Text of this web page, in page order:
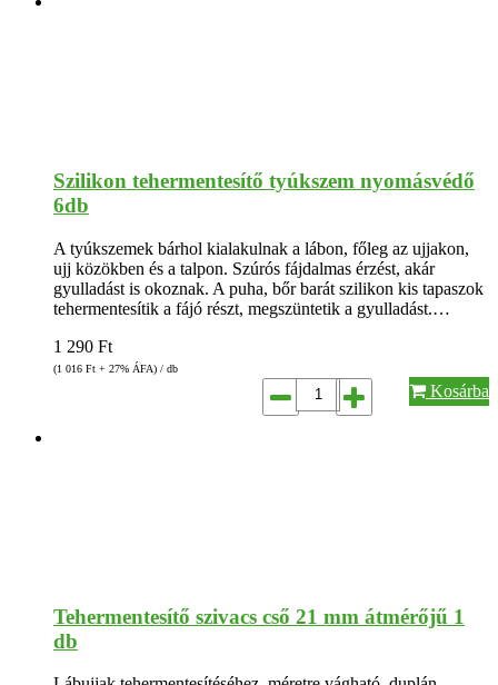
Szilikon tehermentesítő tyúkszem nyomásvédő
6db
A tyúkszemek bárhol kialakulnak a lábon, főleg az ujjakon,
ujj közökben és a talpon. Szúrós fájdalmas érzést, akár
gyulladást is okoznak. A puha, bőr barát szilikon kis tapaszok
tehermentesítik a fájó részt, megszüntetik a gyulladást.…
1 290 Ft
(1 016 Ft + 27% ÁFA) / db
Kosárba
Tehermentesítő szivacs cső 21 mm átmérőjű 1
db